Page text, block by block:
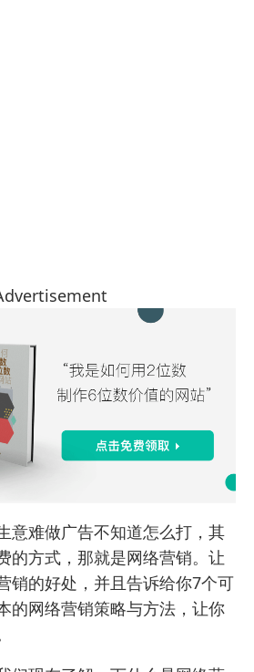
意难做广告不知道怎么打，其
的方式，那就是网络营销。让
销的好处，并且告诉给你7个可
的网络营销策略与方法 ，让你